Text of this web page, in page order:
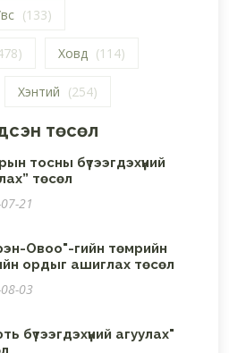
(133)
Ховд (114)
Хэнтий (254)
төсөл
тосны бүтээгдэхүүний
төсөл
21
Овоо"-гийн төмрийн
ордыг ашиглах төсөл
03
бүтээгдэхүүний агуулах"